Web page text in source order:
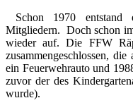
Schon 1970 entstand
Mitgliedern. Doch schon
wieder auf. Die FFW
zusammengeschlossen,
ein Feuerwehrauto und
zuvor der des
wurde).